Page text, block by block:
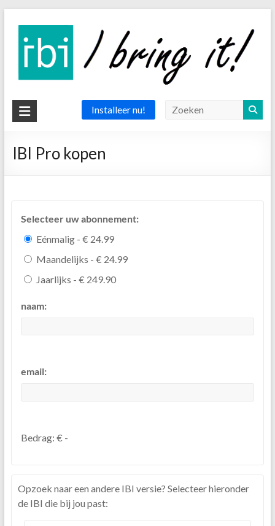
inhoud
IBI
the
Installeer nu!
IBI Pro kopen
Selecteer uw abonnement:
Eénmalig - € 24.99
Maandelijks - € 24.99
Jaarlijks - € 249.90
naam:
email:
Bedrag: € -
Opzoek naar een andere IBI versie? Selecteer hieronder
de IBI die bij jou past: